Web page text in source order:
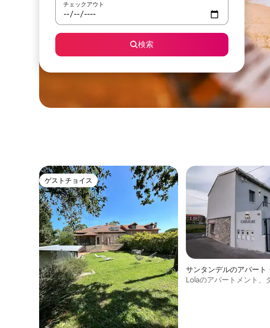
チェックアウト
検索
ゲストチョイス
ゲストチョイス
サンタンデルのアパート
ンション
Lolaのアパートメント、